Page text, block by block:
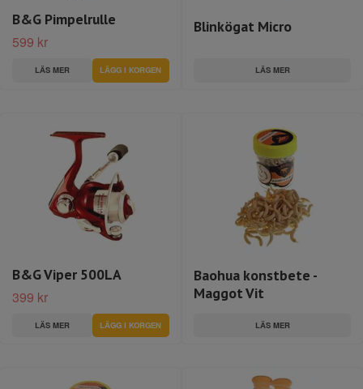
B&G Pimpelrulle
599 kr
LÄS MER
Blinkögat Micro
LÄS MER
B&G Viper 500LA
399 kr
LÄS MER
Baohua konstbete -
Maggot Vit
LÄS MER